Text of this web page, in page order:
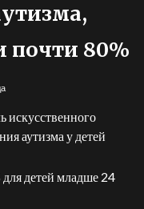
почти 80%
искусственного
аутизма у детей
детей младше 24